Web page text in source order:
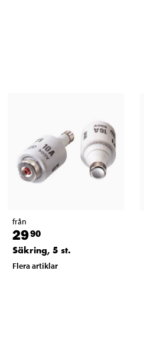
från
2990
Säkring, 5 st.
Flera artiklar